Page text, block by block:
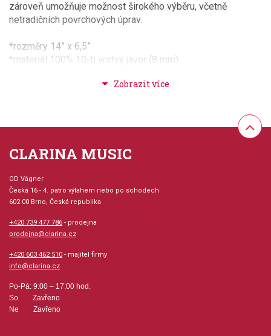
zároveň umožňuje možnost širokého výběru, včetně
netradičních povrchových úprav.
*rozměry 14” x 6,5”
*materiál 100% 10-ti vrstvý javor (8 mm)
*úhel dosedacích hran bubnu 30°
*upínací systém ráfků s 10-ti šrouby
*struník s 20-ti strunami
*ilustrační foto
CLARINA MUSIC
OD Vágner
Česká 16 - 4. patro výtahem nebo po schodech
602 00 Brno, Česká republika
+420 739 477 786 - prodejna
prodejna@clarina.cz
+420 603 462 510 - majitel firmy
info@clarina.cz
Po-Pá: 9:00 – 17:00 hod.
So Zavřeno
Ne Zavřeno